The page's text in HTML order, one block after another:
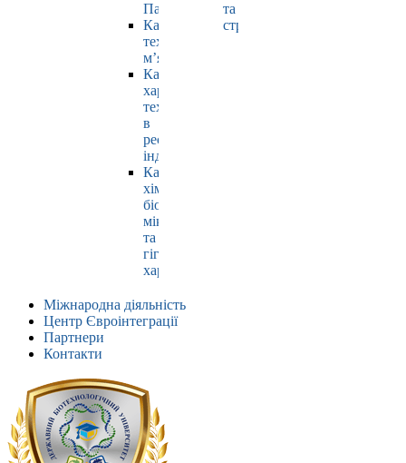
Павлюк
Кафедра
технології
м’яса
Кафедра
харчових
технологій
в
ресторанній
індустрії
Кафедра
хімії,
біохімії,
мікробіології
та
гігієни
харчування
та
страхування
Міжнародна діяльність
Центр Євроінтеграції
Партнери
Контакти